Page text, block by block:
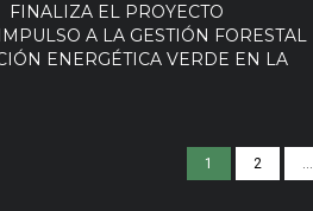
FINALIZA EL PROYECTO
A LA GESTIÓN FORESTAL
ENERGÉTICA VERDE EN LA
1 2 …